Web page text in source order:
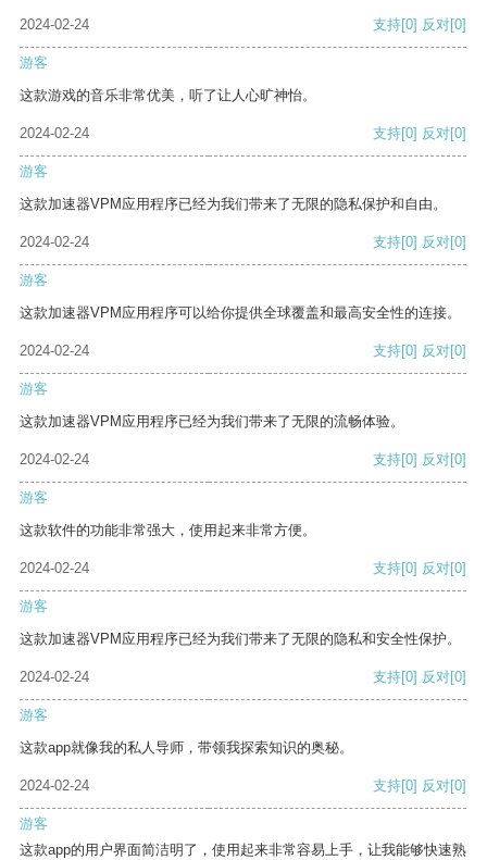
2024-02-24 支持[0] 反对[0]
游客
这款游戏的音乐非常优美，听了让人心旷神怡。
2024-02-24 支持[0] 反对[0]
游客
这款加速器VPM应用程序已经为我们带来了无限的隐私保护和自由。
2024-02-24 支持[0] 反对[0]
游客
这款加速器VPM应用程序可以给你提供全球覆盖和最高安全性的连接。
2024-02-24 支持[0] 反对[0]
游客
这款加速器VPM应用程序已经为我们带来了无限的流畅体验。
2024-02-24 支持[0] 反对[0]
游客
这款软件的功能非常强大，使用起来非常方便。
2024-02-24 支持[0] 反对[0]
游客
这款加速器VPM应用程序已经为我们带来了无限的隐私和安全性保护。
2024-02-24 支持[0] 反对[0]
游客
这款app就像我的私人导师，带领我探索知识的奥秘。
2024-02-24 支持[0] 反对[0]
游客
这款app的用户界面简洁明了，使用起来非常容易上手，让我能够快速熟